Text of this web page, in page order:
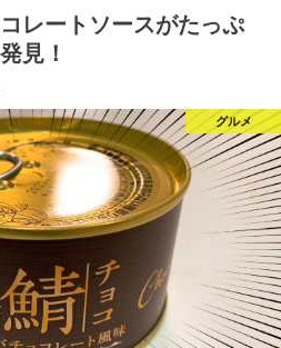
レートソースがたっぷ
見！
グルメ